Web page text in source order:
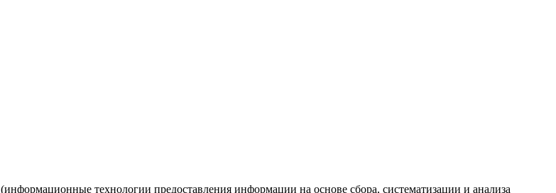
(информационные технологии предоставления информации на основе сбора, систематизации и анализа